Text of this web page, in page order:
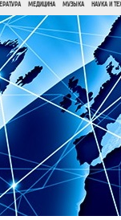
МЕДИЦИНА МУЗЫКА НАУКА И